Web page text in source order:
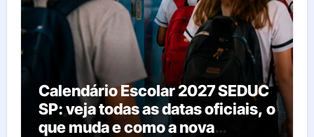
Calendário Escolar 2027 SEDUC
SP: veja todas as datas oficiais, o
que muda e como a nova